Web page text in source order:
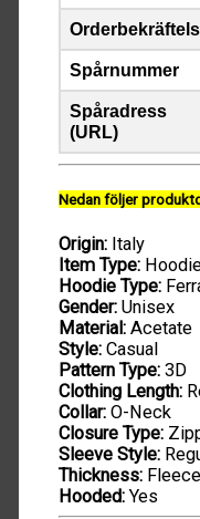
Spårnummer
Spåradress
(URL)
Nedan följer
Origin: Italy
Item Type:
Hoodie Type:
Gender: Unisex
Material: Acetate
Style: Casual
Pattern Type: 3D
Clothing Length:
Collar: O-Neck
Closure Type:
Sleeve Style:
Thickness: Fleece
Hooded:Yes